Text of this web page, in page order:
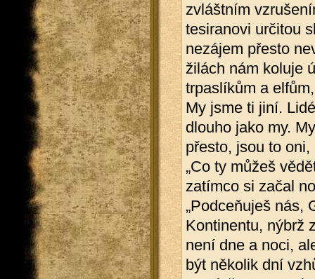
zvláštním
tesiranovi určitou
nezájem přesto
žilách nám koluje
trpaslíkům a
My jsme ti jiní.
dlouho jako my.
přesto, jsou to
„Co ty můžeš
zatímco si začal
„Podceňuješ nás,
Kontinentu, nýbrž
není dne a noci,
být několik dní